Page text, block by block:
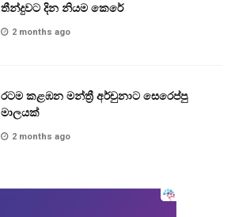
තීන්දුවට දින නියම කෙරේ
2 months ago
රටම කළඹන මන්ත්‍රී අර්චුනාට සෙරෙප්පු
මාලයක්
2 months ago